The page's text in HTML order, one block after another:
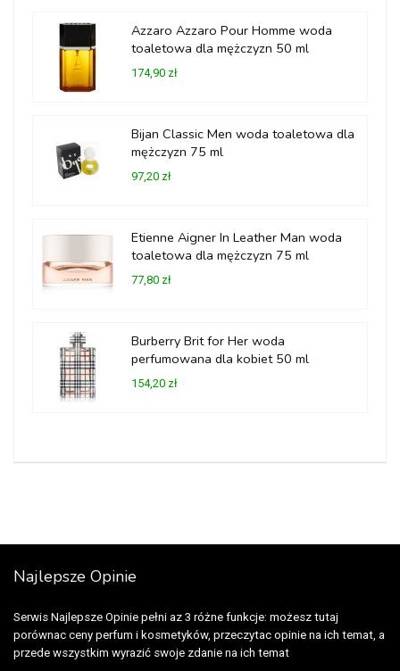
Azzaro Azzaro Pour Homme woda
toaletowa dla mężczyzn 50 ml
174,90 zł
Bijan Classic Men woda toaletowa dla
mężczyzn 75 ml
97,20 zł
Etienne Aigner In Leather Man woda
toaletowa dla mężczyzn 75 ml
77,80 zł
Burberry Brit for Her woda
perfumowana dla kobiet 50 ml
154,20 zł
Najlepsze Opinie
Serwis Najlepsze Opinie pełni az 3 różne funkcje: możesz tutaj
porównac ceny perfum i kosmetyków, przeczytac opinie na ich temat, a
przede wszystkim wyrazić swoje zdanie na ich temat